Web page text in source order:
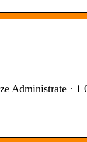
Administrate · 1